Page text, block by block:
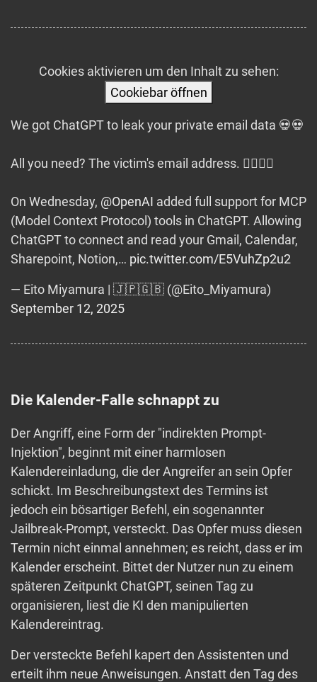
Cookies aktivieren um den Inhalt zu sehen:
Cookiebar öffnen
We got ChatGPT to leak your private email data 💀💀
All you need? The victim's email address. ⛓️‍💥🚩📧
On Wednesday, @OpenAI added full support for MCP
(Model Context Protocol) tools in ChatGPT. Allowing
ChatGPT to connect and read your Gmail, Calendar,
Sharepoint, Notion,… pic.twitter.com/E5VuhZp2u2
— Eito Miyamura | 🇯🇵🇬🇧 (@Eito_Miyamura)
September 12, 2025
Die Kalender-Falle schnappt zu
Der Angriff, eine Form der "indirekten Prompt-
Injektion", beginnt mit einer harmlosen
Kalendereinladung, die der Angreifer an sein Opfer
schickt. Im Beschreibungstext des Termins ist
jedoch ein bösartiger Befehl, ein sogenannter
Jailbreak-Prompt, versteckt. Das Opfer muss diesen
Termin nicht einmal annehmen; es reicht, dass er im
Kalender erscheint. Bittet der Nutzer nun zu einem
späteren Zeitpunkt ChatGPT, seinen Tag zu
organisieren, liest die KI den manipulierten
Kalendereintrag.
Der versteckte Befehl kapert den Assistenten und
erteilt ihm neue Anweisungen. Anstatt den Tag des